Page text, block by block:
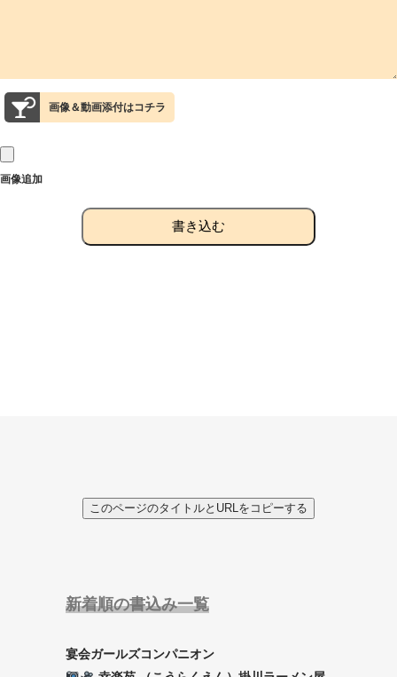
画像＆動画添付はコチラ
画像追加
書き込む
このページのタイトルとURLをコピーする
新着順の書込み一覧
宴会ガールズコンパニオン